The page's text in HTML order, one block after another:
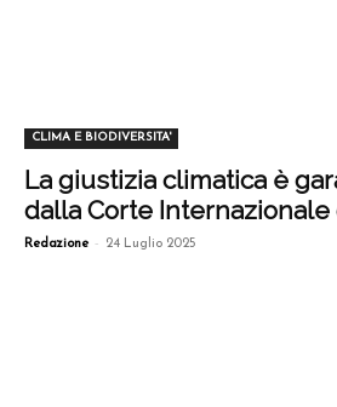
CLIMA E BIODIVERSITA'
La giustizia climatica è
dalla Corte Internazionale
Redazione - 24 Luglio 2025